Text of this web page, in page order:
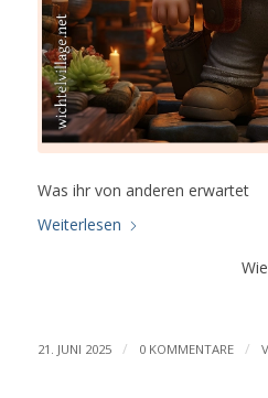
Was ihr von anderen erwartet
Weiterlesen
21. JUNI 2025 / 0 KOMMENTARE /